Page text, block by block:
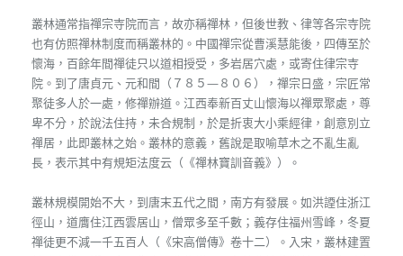
叢林通常指禪宗寺院而言，故亦稱禪林，但後世教、律等各宗寺院
也有仿照禪林制度而稱叢林的。中國禪宗從曹溪慧能後，四傳至於
懷海，百餘年間禪徒只以道相授受，多岩居穴處，或寄住律宗寺
院。到了唐貞元、元和間（７８５—８０６），禪宗日盛，宗匠常
聚徒多人於一處，修禪辦道。江西奉新百丈山懷海以禪眾聚處，尊
卑不分，於說法住持，未合規制，於是折衷大小乘經律，創意別立
禪居，此即叢林之始。叢林的意義，舊說是取喻草木之不亂生亂
長，表示其中有規矩法度云（《禪林寶訓音義》）。
叢林規模開始不大，到唐末五代之間，南方有發展。如洪諲住浙江
徑山，道膺住江西雲居山，僧眾多至千數；義存住福州雪峰，冬夏
禪徒更不減一千五百人（《宋高僧傳》卷十二）。入宋，叢林建置